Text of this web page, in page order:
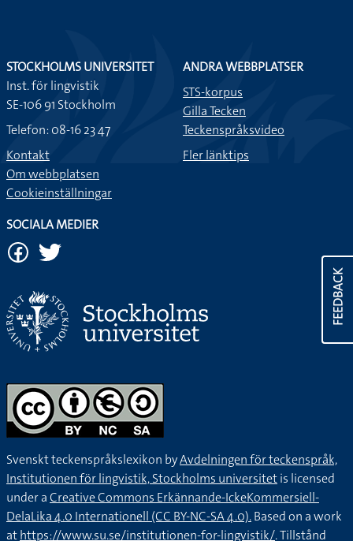
FEEDBACK
STOCKHOLMS UNIVERSITET
Inst. för lingvistik
SE-106 91 Stockholm
Telefon: 08-16 23 47
Kontakt
Om webbplatsen
Cookieinställningar
ANDRA WEBBPLATSER
STS-korpus
Gilla Tecken
Teckenspråksvideo
Fler länktips
SOCIALA MEDIER
Svenskt teckenspråkslexikon byAvdelningen för teckenspråk,
Institutionen för lingvistik, Stockholms universitetis licensed
under aCreative Commons Erkännande-IckeKommersiell-
DelaLika 4.0 Internationell (CC BY-NC-SA 4.0).Based on a work
athttps://www.su.se/institutionen-for-lingvistik/. Tillstånd